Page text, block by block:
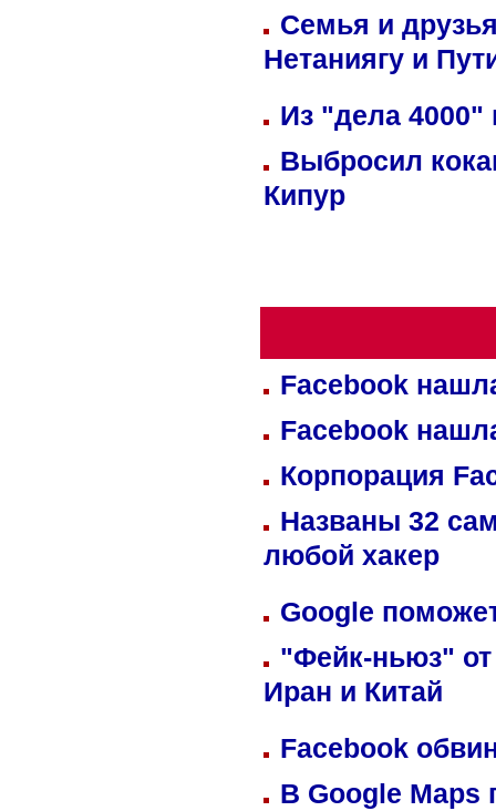
Семья и
Нетаниягу и
Из "дела 4000"
Выбросил
Кипур
Facebook
Facebook
Корпорация
Названы 32
любой хакер
Google
"Фейк-ньюз" от
Иран и Китай
Facebook
В Google Maps